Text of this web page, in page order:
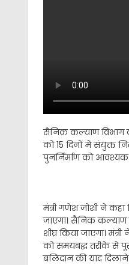
सैनिक कल्याण विभाग
को 15 दिनों में संयुक्त
पुनर्निर्माण को
मंत्री गणेश जोशी ने
जाएगा। सैनिक कल्याण
शीघ्र किया जाएगा।
को समयबद्ध तरीके से
बलिदान की याद